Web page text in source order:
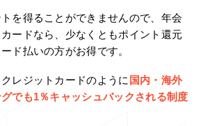
を得ることができませんので、年会
ードなら、少なくともポイント還元
ド払いの方がお得です。
レジットカードのように 国内・海外
でも1％キャッシュバックされる制度